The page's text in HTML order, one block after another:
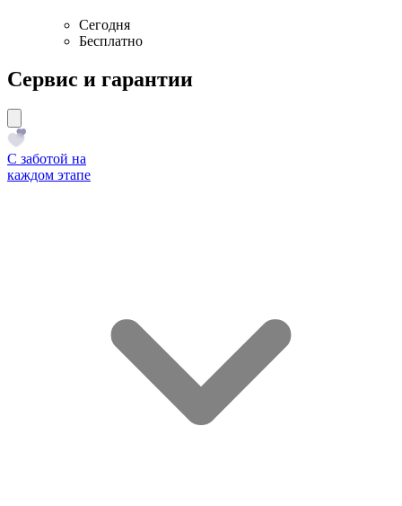
Сегодня
Бесплатно
Сервис и гарантии
С заботой на
каждом этапе